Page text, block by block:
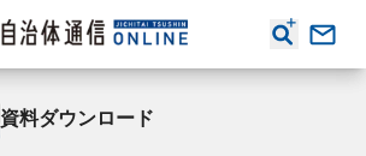
資料ダウンロード